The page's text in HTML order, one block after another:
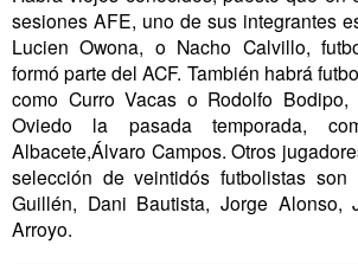
sesiones AFE, uno de sus integrantes
Lucien Owona, o Nacho Calvillo,
formó parte del ACF. También habrá
como Curro Vacas o Rodolfo
Oviedo la pasada temporada,
Albacete,Álvaro Campos. Otros
selección de veintidós futbolistas son
Guillén, Dani Bautista, Jorge Alonso,
Arroyo.